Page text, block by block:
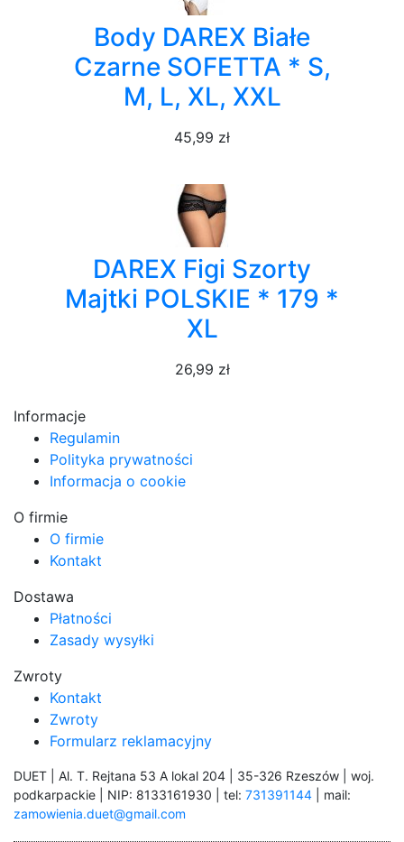
Body DAREX Białe
Czarne SOFETTA * S,
M, L, XL, XXL
45,99 zł
DAREX Figi Szorty
Majtki POLSKIE * 179 *
XL
26,99 zł
Informacje
Regulamin
Polityka prywatności
Informacja o cookie
O firmie
O firmie
Kontakt
Dostawa
Płatności
Zasady wysyłki
Zwroty
Kontakt
Zwroty
Formularz reklamacyjny
DUET | Al. T. Rejtana 53 A lokal 204 | 35-326 Rzeszów | woj.
podkarpackie | NIP: 8133161930 | tel: 731391144 | mail:
zamowienia.duet@gmail.com